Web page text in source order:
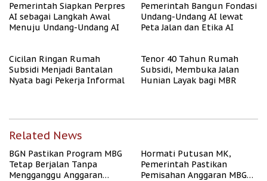
Pemerintah Siapkan Perpres
AI sebagai Langkah Awal
Menuju Undang-Undang AI
Pemerintah Bangun Fondasi
Undang-Undang AI lewat
Peta Jalan dan Etika AI
Cicilan Ringan Rumah
Subsidi Menjadi Bantalan
Nyata bagi Pekerja Informal
Tenor 40 Tahun Rumah
Subsidi, Membuka Jalan
Hunian Layak bagi MBR
Related News
BGN Pastikan Program MBG
Tetap Berjalan Tanpa
Mengganggu Anggaran
Hormati Putusan MK,
Pemerintah Pastikan
Pemisahan Anggaran MBG